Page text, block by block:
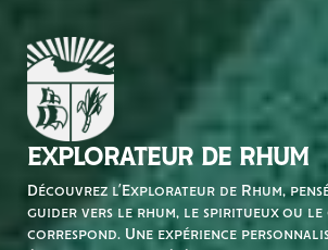
EXPLORATEUR DE RHUM
Découvrez l’Explorateur de Rhum,
guider vers le rhum, le spiritueux ou
correspond. Une expérience